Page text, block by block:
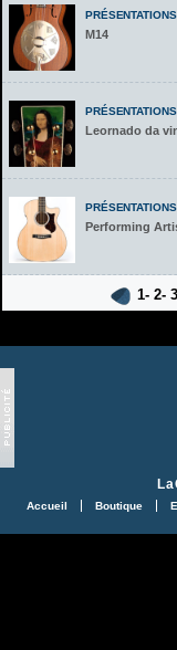
M14
Leornado da
Performing
1- 2-
Accueil Boutique